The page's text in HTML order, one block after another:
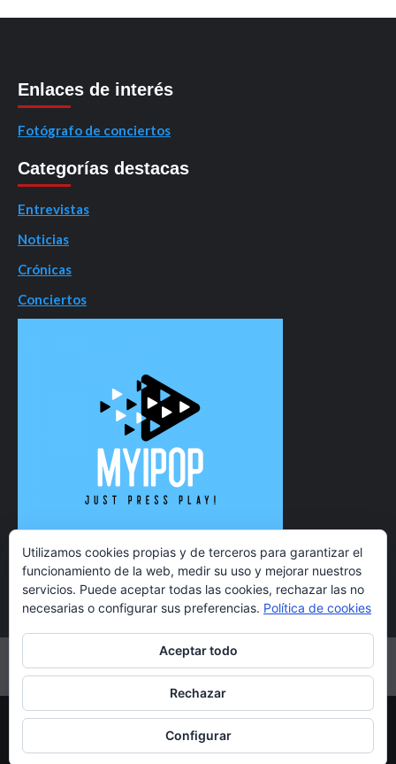
Enlaces de interés
Fotógrafo de conciertos
Categorías destacas
Entrevistas
Noticias
Crónicas
Conciertos
TwitterInstagramFacebookYouTube
Copyright 2021 MyiPop © Todos los derechos reservados.
por AF themes.
Utilizamos cookies propias y de terceros para garantizar el
funcionamiento de la web, medir su uso y mejorar nuestros
servicios. Puede aceptar todas las cookies, rechazar las no
necesarias o configurar sus preferencias. Política de cookies
Aceptar todo
Rechazar
Configurar